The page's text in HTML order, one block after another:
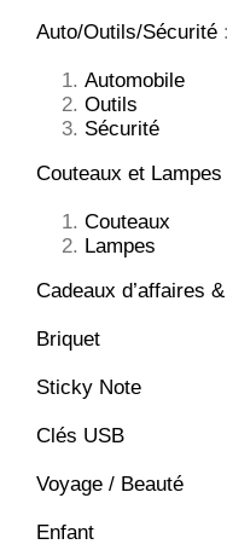
Auto/Outils/Sécurité :
Automobile
Outils
Sécurité
Couteaux et Lampes
Couteaux
Lampes
Cadeaux d’affaires
Briquet
Sticky Note
Clés USB
Voyage / Beauté
Enfant